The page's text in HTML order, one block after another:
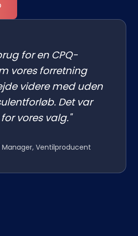
for en CPQ-
vores forretning
videre med uden
Det var
vores valg."
Ventilproducent